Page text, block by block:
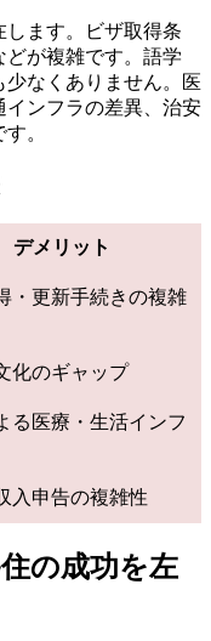
します。ビザ取得条
が複雑です。語学
少なくありません。医
ンフラの差異、治安
。
デメリット
・更新手続きの複雑
化のギャップ
る医療・生活インフ
入申告の複雑性
の成功を左